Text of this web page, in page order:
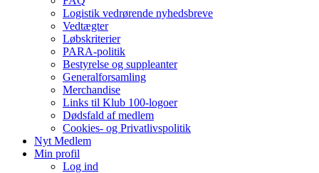
Logistik vedrørende nyhedsbreve
Vedtægter
Løbskriterier
PARA-politik
Bestyrelse og suppleanter
Generalforsamling
Merchandise
Links til Klub 100-logoer
Dødsfald af medlem
Cookies- og Privatlivspolitik
Nyt Medlem
Min profil
Log ind